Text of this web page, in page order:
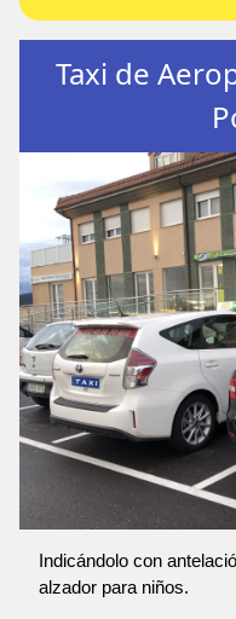
Taxi de
Indicándolo con
alzador para niños.